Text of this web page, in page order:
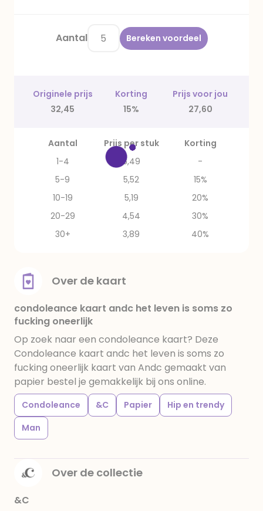
Aantal Bereken voordeel
Originele prijs Korting
Prijs voor jou
32,45
15% 27,60
Aantal Prijs per stuk
Korting
1-4
6,49
-
5-9
5,52
15%
10-19
5,19
20%
20-29
4,54
30%
30+
3,89 40%
Over de kaart
condoleance kaart andc het leven is soms zo
fucking oneerlijk
Op zoek naar een condoleance kaart? Deze
Condoleance kaart andc het leven is soms zo
fucking oneerlijk kaart van Andc gemaakt van
papier bestel je gemakkelijk bij ons online.
Condoleance &C Papier
Hip en trendy
Man
Over de collectie
&C